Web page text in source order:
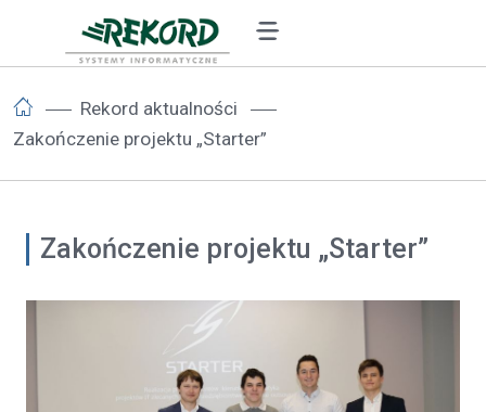
Rekord aktualności
Zakończenie projektu „Starter”
Zakończenie projektu „Starter”